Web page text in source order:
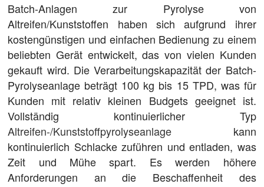
Batch-Anlagen zur Pyrolyse von
Altreifen/Kunststoffen haben sich aufgrund ihrer
kostengünstigen und einfachen Bedienung zu einem
beliebten Gerät entwickelt, das von vielen Kunden
gekauft wird. Die Verarbeitungskapazität der Batch-
Pyrolyseanlage beträgt 100 kg bis 15 TPD, was für
Kunden mit relativ kleinen Budgets geeignet ist.
Vollständig kontinuierlicher Typ
Altreifen-/Kunststoffpyrolyseanlage kann
kontinuierlich Schlacke zuführen und entladen, was
Zeit und Mühe spart. Es werden höhere
Anforderungen an die Beschaffenheit des